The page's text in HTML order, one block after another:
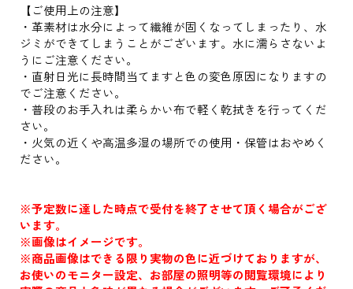
【ご使用上の注意】
・革素材は水分によって繊維が固くなってしまったり、水
ジミができてしまうことがございます。水に濡らさないよ
うにご注意ください。
・直射日光に長時間当てますと色の変色原因になりますの
でご注意ください。
・普段のお手入れは柔らかい布で軽く乾拭きを行ってくだ
さい。
・火気の近くや高温多湿の場所での使用・保管はおやめく
ださい。
※予定数に達した時点で受付を終了させて頂く場合がござ
います。
※画像はイメージです。
※商品画像はできる限り実物の色に近づけておりますが、
お使いのモニター設定、お部屋の照明等の閲覧環境により